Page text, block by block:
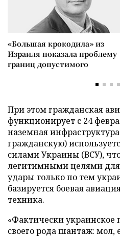
«Большая крокодила» из
Израиля показала проблему
границ допустимого
При этом гражданская
функционирует с 24
наземная
гражданскую)
силами Украины (ВСУ),
легитимными целями для
удары только по тем
базируется боевая
техника.
«Фактически украинское
своего рода шантаж: мол,